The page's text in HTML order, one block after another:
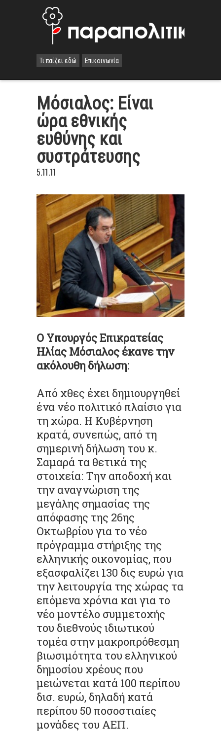
Τι παίζει εδώ Επικοινωνία
Μόσιαλος: Είναι
ώρα εθνικής
ευθύνης και
συστράτευσης
5.11.11
Ο Υπουργός Επικρατείας
Ηλίας Μόσιαλος έκανε την
ακόλουθη δήλωση:
Από χθες έχει δημιουργηθεί
ένα νέο πολιτικό πλαίσιο για
τη χώρα. Η Κυβέρνηση
κρατά, συνεπώς, από τη
σημερινή δήλωση του κ.
Σαμαρά τα θετικά της
στοιχεία: Την αποδοχή και
την αναγνώριση της
μεγάλης σημασίας της
απόφασης της 26ης
Οκτωβρίου για το νέο
πρόγραμμα στήριξης της
ελληνικής οικονομίας, που
εξασφαλίζει 130 δις ευρώ για
την λειτουργία της χώρας τα
επόμενα χρόνια και για το
νέο μοντέλο συμμετοχής
του διεθνούς ιδιωτικού
τομέα στην μακροπρόθεσμη
βιωσιμότητα του ελληνικού
δημοσίου χρέους που
μειώνεται κατά 100 περίπου
δισ. ευρώ, δηλαδή κατά
περίπου 50 ποσοστιαίες
μονάδες του ΑΕΠ.